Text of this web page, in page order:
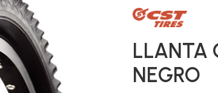
LLANTA
NEGRO